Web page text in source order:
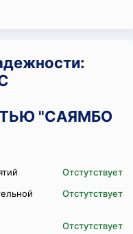
"САЯМБО
Отстутствует
Отстутствует
Отстутствует